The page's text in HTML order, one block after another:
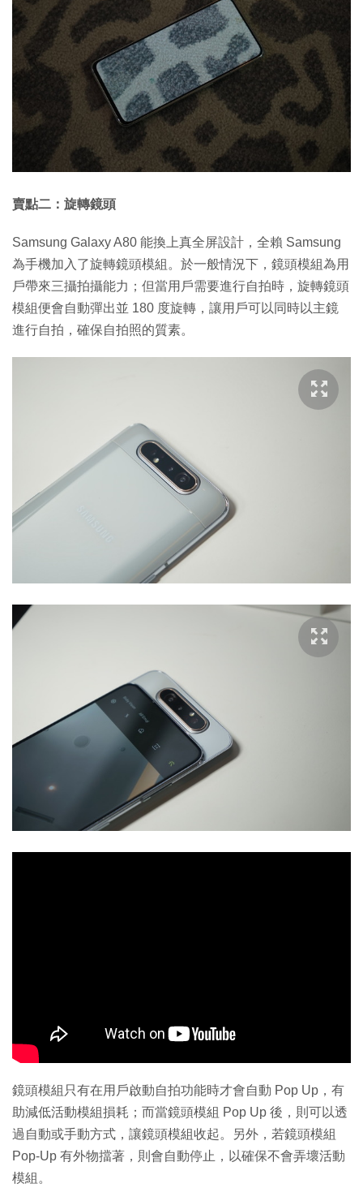
賣點二：旋轉鏡頭
Samsung Galaxy A80 能換上真全屏設計，全賴 Samsung
為手機加入了旋轉鏡頭模組。於一般情況下，鏡頭模組為用
戶帶來三攝拍攝能力；但當用戶需要進行自拍時，旋轉鏡頭
模組便會自動彈出並 180 度旋轉，讓用戶可以同時以主鏡
進行自拍，確保自拍照的質素。
鏡頭模組只有在用戶啟動自拍功能時才會自動 Pop Up，有
助減低活動模組損耗；而當鏡頭模組 Pop Up 後，則可以透
過自動或手動方式，讓鏡頭模組收起。另外，若鏡頭模組
Pop-Up 有外物擋著，則會自動停止，以確保不會弄壞活動
模組。